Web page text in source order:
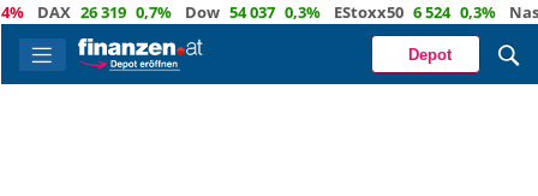
DAX 26 319 0,7% Dow 54 037 0,3% EStoxx50 6 524 0,3% Nasdaq
Depot